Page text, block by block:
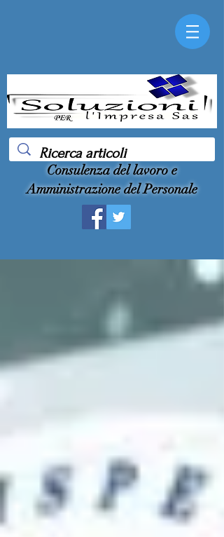
Consulenza del lavoro e
Amministrazione del Personale